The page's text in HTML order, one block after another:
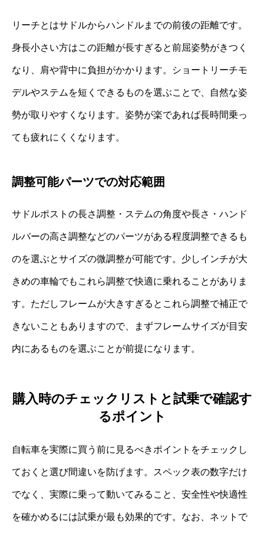
リーチとはサドルからハンドルまでの前後の距離です。
身長小さい方はこの距離が長すぎると前屈姿勢がきつく
なり、肩や背中に負担がかかります。ショートリーチモ
デルやステムを短くできるものを選ぶことで、自然な姿
勢が取りやすくなります。姿勢が楽であれば長時間乗っ
ても疲れにくくなります。
調整可能パーツでの対応範囲
サドルポストの長さ調整・ステムの角度や長さ・ハンド
ルバーの高さ調整などのパーツがある程度調整できるも
のを選ぶとサイズの微調整が可能です。少しインチが大
きめの車輪でもこれら調整で快適に乗れることがありま
す。ただしフレームが大きすぎるとこれら調整で補正で
きないこともありますので、まずフレームサイズが目安
内にあるものを選ぶことが前提になります。
購入時のチェックリストと試乗で確認す
るポイント
自転車を実際に買う前に見るべきポイントをチェックし
ておくと選び間違いを防げます。スペック表の数字だけ
でなく、実際に乗って動いてみること、安全性や快適性
を確かめるには試乗が最も効果的です。なお、ネットで